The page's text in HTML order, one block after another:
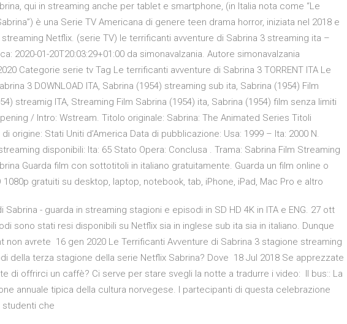
qui in streaming anche per tablet e smartphone, (in Italia nota come “Le
è una Serie TV Americana di genere teen drama horror, iniziata nel 2018 e
Netflix. (serie TV) le terrificanti avventure di Sabrina 3 streaming ita –
2020-01-20T20:03:29+01:00 da simonavalzania. Autore simonavalzania
Categorie serie tv Tag Le terrificanti avventure di Sabrina 3 TORRENT ITA Le
3 DOWNLOAD ITA, Sabrina (1954) streaming sub ita, Sabrina (1954) Film
streamig ITA, Streaming Film Sabrina (1954) ita, Sabrina (1954) film senza limiti
/ Intro: Wstream. Titolo originale: Sabrina: The Animated Series Titoli
origine: Stati Uniti d’America Data di pubblicazione: Usa: 1999 – Ita: 2000 N.
disponibili: Ita: 65 Stato Opera: Conclusa . Trama: Sabrina Film Streaming
Guarda film con sottotitoli in italiano gratuitamente. Guarda un film online o
1080p gratuiti su desktop, laptop, notebook, tab, iPhone, iPad, Mac Pro e altro
- guarda in streaming stagioni e episodi in SD HD 4K in ITA e ENG. 27 ott
sono stati resi disponibili su Netflix sia in inglese sub ita sia in italiano. Dunque
avrete 16 gen 2020 Le Terrificanti Avventure di Sabrina 3 stagione streaming
della terza stagione della serie Netflix Sabrina? Dove 18 Jul 2018 Se apprezzate
di offrirci un caffè? Ci serve per stare svegli la notte a tradurre i video: Il bus:: La
annuale tipica della cultura norvegese. I partecipanti di questa celebrazione
che